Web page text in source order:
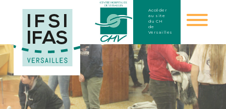
Accéder
au site
du CH
de
Versailles